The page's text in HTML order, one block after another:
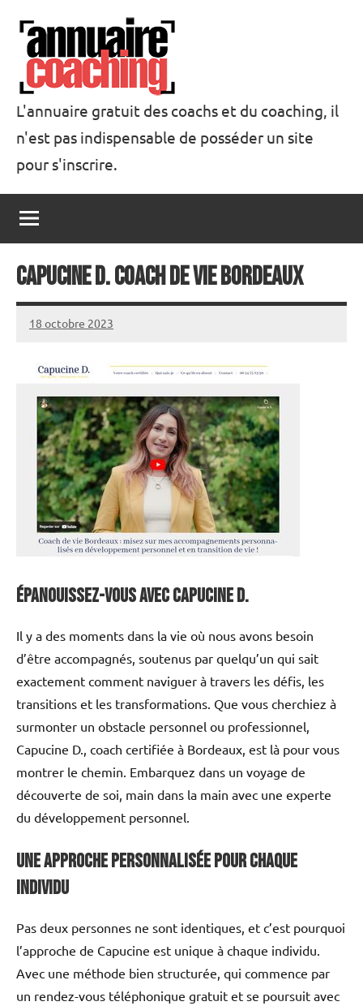
contenu
Annuaire
Coaching
L'annuaire gratuit des coachs et du coaching, il
n'est pas indispensable de posséder un site
pour s'inscrire.
Capucine D. Coach de vie Bordeaux
18 octobre 2023
annuairecoaching
Épanouissez-vous avec Capucine D.
Il y a des moments dans la vie où nous avons besoin
d’être accompagnés, soutenus par quelqu’un qui sait
exactement comment naviguer à travers les défis, les
transitions et les transformations. Que vous cherchiez à
surmonter un obstacle personnel ou professionnel,
Capucine D., coach certifiée à Bordeaux, est là pour vous
montrer le chemin. Embarquez dans un voyage de
découverte de soi, main dans la main avec une experte
du développement personnel.
Une approche personnalisée pour chaque
individu
Pas deux personnes ne sont identiques, et c’est pourquoi
l’approche de Capucine est unique à chaque individu.
Avec une méthode bien structurée, qui commence par
un rendez-vous téléphonique gratuit et se poursuit avec